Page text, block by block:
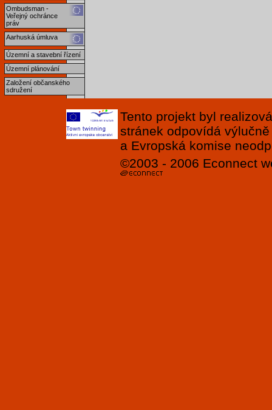
Ombudsman -
Veřejný ochránce
práv
Aarhuská úmluva
Územní a stavební řízení
Územní plánování
Založení občanského
sdružení
Tento projekt byl
stránek odpovídá
a Evropská komise
©2003 - 2006 Econnect